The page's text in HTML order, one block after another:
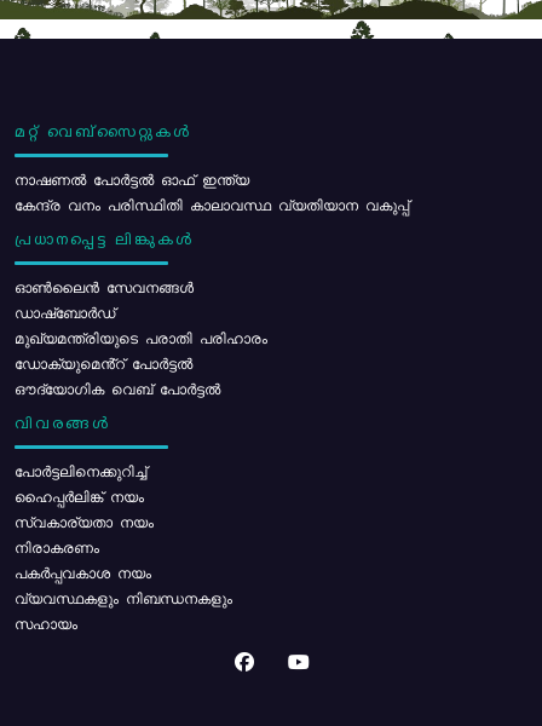
മറ്റ് വെബ്സൈറ്റുകൾ
നാഷണൽ പോർട്ടൽ ഓഫ് ഇന്ത്യ
കേന്ദ്ര വനം പരിസ്ഥിതി കാലാവസ്ഥ വ്യതിയാന വകുപ്പ്
പ്രധാനപ്പെട്ട ലിങ്കുകൾ
ഓൺലൈൻ സേവനങ്ങൾ
ഡാഷ്ബോർഡ്
മുഖ്യമന്ത്രിയുടെ പരാതി പരിഹാരം
ഡോക്യുമെൻ്റ് പോർട്ടൽ
ഔദ്യോഗിക വെബ് പോർട്ടൽ
വിവരങ്ങൾ
പോര്‍ട്ടലിനെക്കുറിച്ച്
ഹൈപ്പർലിങ്ക് നയം
സ്വകാര്യതാ നയം
നിരാകരണം
പകർപ്പവകാശ നയം
വ്യവസ്ഥകളും നിബന്ധനകളും
സഹായം